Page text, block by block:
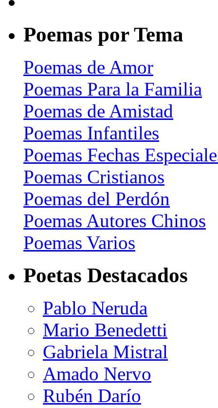
Poemas por Tema
Poemas de Amor
Poemas Para la Familia
Poemas de Amistad
Poemas Infantiles
Poemas Fechas
Poemas Cristianos
Poemas del Perdón
Poemas Autores Chinos
Poemas Varios
Poetas Destacados
Pablo Neruda
Mario Benedetti
Gabriela Mistral
Amado Nervo
Rubén Darío